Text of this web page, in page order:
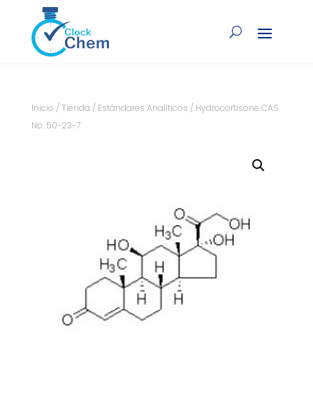
Inicio / Tienda / Estándares Analíticos / Hydrocortisone CAS
No. 50-23-7